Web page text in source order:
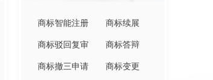
商标智能注册
商标续展
商标驳回复审
商标答辩
商标撤三申请
商标变更